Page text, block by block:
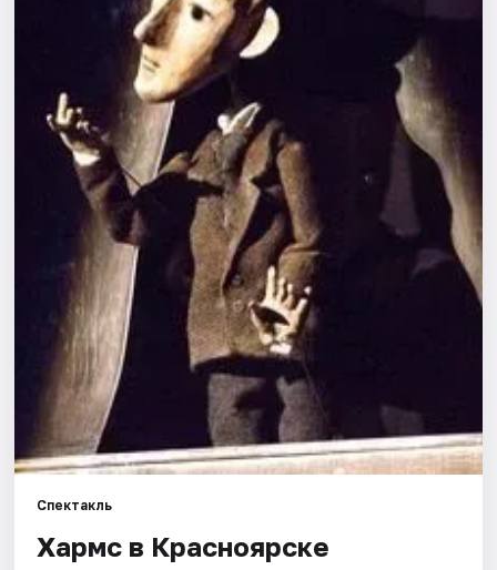
Города
Площадки
Артисты
Рейтинги
Спектакль
Хармс в Красноярске